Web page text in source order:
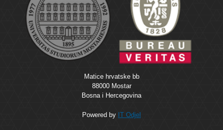
Matice hrvatske bb
88000 Mostar
Bosna i Hercegovina
Powered by IT Odjel